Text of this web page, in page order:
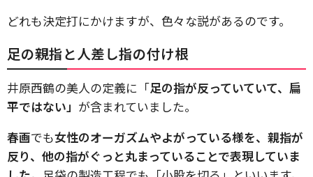
どれも決定打にかけますが、色々な説があるのです。
足の親指と人差し指の付け根
井原西鶴の美人の定義に「足の指が反っていていて、扁
平ではない」 が含まれていました。
春画でも女性のオーガズムやよがっている様を、親指が
反り、他の指がぐっと丸まっていることで表現していま